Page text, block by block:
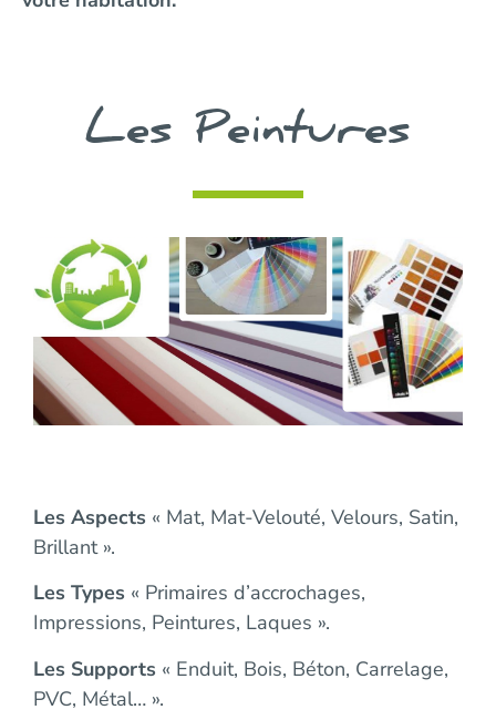
Les Peintures
Les Aspects « Mat, Mat-Velouté, Velours, Satin,
Brillant ».
Les Types « Primaires d’accrochages,
Impressions, Peintures, Laques ».
Les Supports « Enduit, Bois, Béton, Carrelage,
PVC, Métal… ».